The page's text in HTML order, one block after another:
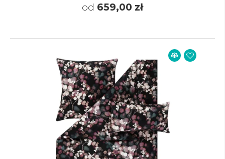
od 659,00 zł